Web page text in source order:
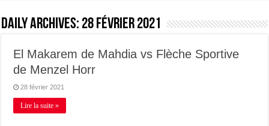
Daily Archives: 28 février 2021
El Makarem de Mahdia vs Flèche Sportive
de Menzel Horr
28 février 2021
Lire la suite »